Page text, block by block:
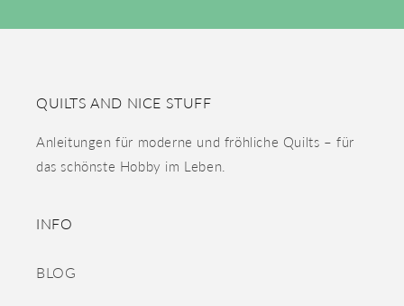
QUILTS AND NICE STUFF
Anleitungen für moderne und fröhliche Quilts – für
das schönste Hobby im Leben.
INFO
BLOG